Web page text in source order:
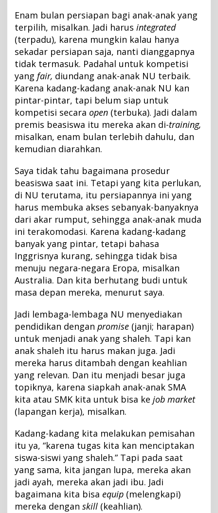
Enam bulan persiapan bagi anak-anak yang
terpilih, misalkan. Jadi harus integrated
(terpadu), karena mungkin kalau hanya
sekadar persiapan saja, nanti dianggapnya
tidak termasuk. Padahal untuk kompetisi
yang fair, diundang anak-anak NU terbaik.
Karena kadang-kadang anak-anak NU kan
pintar-pintar, tapi belum siap untuk
kompetisi secara open (terbuka). Jadi dalam
premis beasiswa itu mereka akan di-training,
misalkan, enam bulan terlebih dahulu, dan
kemudian diarahkan.
Saya tidak tahu bagaimana prosedur
beasiswa saat ini. Tetapi yang kita perlukan,
di NU terutama, itu persiapannya ini yang
harus membuka akses sebanyak-banyaknya
dari akar rumput, sehingga anak-anak muda
ini terakomodasi. Karena kadang-kadang
banyak yang pintar, tetapi bahasa
Inggrisnya kurang, sehingga tidak bisa
menuju negara-negara Eropa, misalkan
Australia. Dan kita berhutang budi untuk
masa depan mereka, menurut saya.
Jadi lembaga-lembaga NU menyediakan
pendidikan dengan promise (janji; harapan)
untuk menjadi anak yang shaleh. Tapi kan
anak shaleh itu harus makan juga. Jadi
mereka harus ditambah dengan keahlian
yang relevan. Dan itu menjadi besar juga
topiknya, karena siapkah anak-anak SMA
kita atau SMK kita untuk bisa ke job market
(lapangan kerja), misalkan.
Kadang-kadang kita melakukan pemisahan
itu ya, “karena tugas kita kan menciptakan
siswa-siswi yang shaleh.” Tapi pada saat
yang sama, kita jangan lupa, mereka akan
jadi ayah, mereka akan jadi ibu. Jadi
bagaimana kita bisa equip (melengkapi)
mereka dengan skill (keahlian).